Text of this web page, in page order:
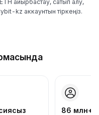
ETH айырбастау, сатып алу,
kz аккаунтын тіркеңіз.
86 млн+